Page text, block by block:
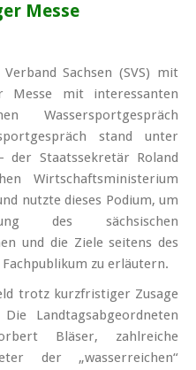
Messe
Sachsen (SVS) mit
Messe mit interessanten
Wassersportgespräch
stand unter
der Staatssekretär Roland
Wirtschaftsministerium
nutzte dieses Podium, um
des sächsischen
und die Ziele seitens des
zu erläutern.
trotz kurzfristiger Zusage
Landtagsabgeordneten
Bläser, zahlreiche
der „wasserreichen“